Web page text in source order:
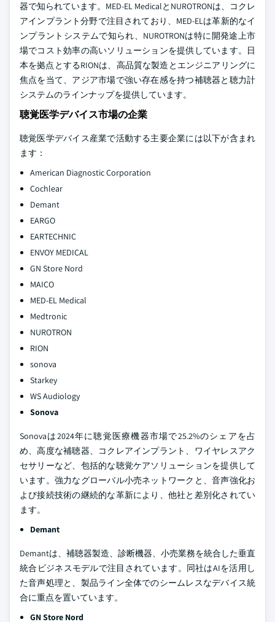
器で知られています。MED-EL MedicalとNUROTRONは、コクレ
アインプラント分野で注目されており、MED-ELは革新的なイ
ンプラントシステムで知られ、NUROTRONは特に開発途上市
場でコスト効率の高いソリューションを提供しています。日
本を拠点とするRIONは、高品質な製造とエンジニアリングに
焦点を当て、アジア市場で強い存在感を持つ補聴器と聴力計
システムのラインナップを提供しています。
聴覚医学デバイス市場の企業
聴覚医学デバイス産業で活動する主要企業には以下が含まれ
ます：
American Diagnostic Corporation
Cochlear
Demant
EARGO
EARTECHNIC
ENVOY MEDICAL
GN Store Nord
MAICO
MED-EL Medical
Medtronic
NUROTRON
RION
sonova
Starkey
WS Audiology
Sonova
Sonovaは2024年に聴覚医療機器市場で25.2%のシェアを占
め、高度な補聴器、コクレアインプラント、ワイヤレスアク
セサリーなど、包括的な聴覚ケアソリューションを提供して
います。強力なグローバル小売ネットワークと、音声強化お
よび接続技術の継続的な革新により、他社と差別化されてい
ます。
Demant
Demantは、補聴器製造、診断機器、小売業務を統合した垂直
統合ビジネスモデルで注目されています。同社はAIを活用し
た音声処理と、製品ライン全体でのシームレスなデバイス統
合に重点を置いています。
GN Store Nord